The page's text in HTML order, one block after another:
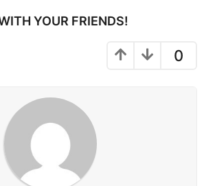
YOUR FRIENDS!
0